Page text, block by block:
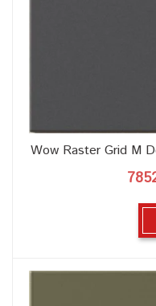
Wow Raster Grid M